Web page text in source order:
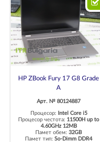
HP ZBook Fury 17 G8 Grade
A
Арт. № 80124887
Процесор:
Intel Core i5
Процесор честота: 11500H up to
4.60GHz 12MB
Памет обем:32GB
Памет тип:So-Dimm DDR4